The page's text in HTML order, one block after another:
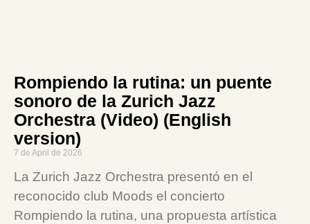
Rompiendo la rutina: un puente
sonoro de la Zurich Jazz
Orchestra (Video) (English
version)
7 de April de 2026
La Zurich Jazz Orchestra presentó en el
reconocido club Moods el concierto
Rompiendo la rutina, una propuesta artística